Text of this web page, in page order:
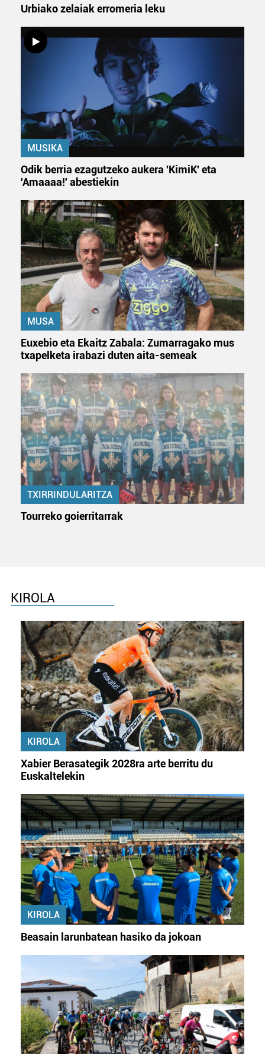
Urbiako zelaiak erromeria leku
MUSIKA
Odik berria ezagutzeko aukera 'KimiK' eta
'Amaaaa!' abestiekin
MUSA
Euxebio eta Ekaitz Zabala: Zumarragako mus
txapelketa irabazi duten aita-semeak
TXIRRINDULARITZA
Tourreko goierritarrak
KIROLA
KIROLA
Xabier Berasategik 2028ra arte berritu du
Euskaltelekin
KIROLA
Beasain larunbatean hasiko da jokoan